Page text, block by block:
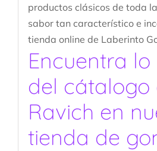
productos clásicos de toda
sabor tan característico e
tienda online de Laberinto
Encuentra
del cátalogo
Ravich en
tienda de